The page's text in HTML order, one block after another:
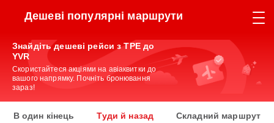
Дешеві популярні маршрути
Знайдіть дешеві рейси з TPE до
YVR
Скористайтеся акціями на авіаквитки до
вашого напрямку. Почніть бронювання
зараз!
В один кінець Туди й назад Складний маршрут